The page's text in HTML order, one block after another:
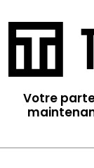
Votre